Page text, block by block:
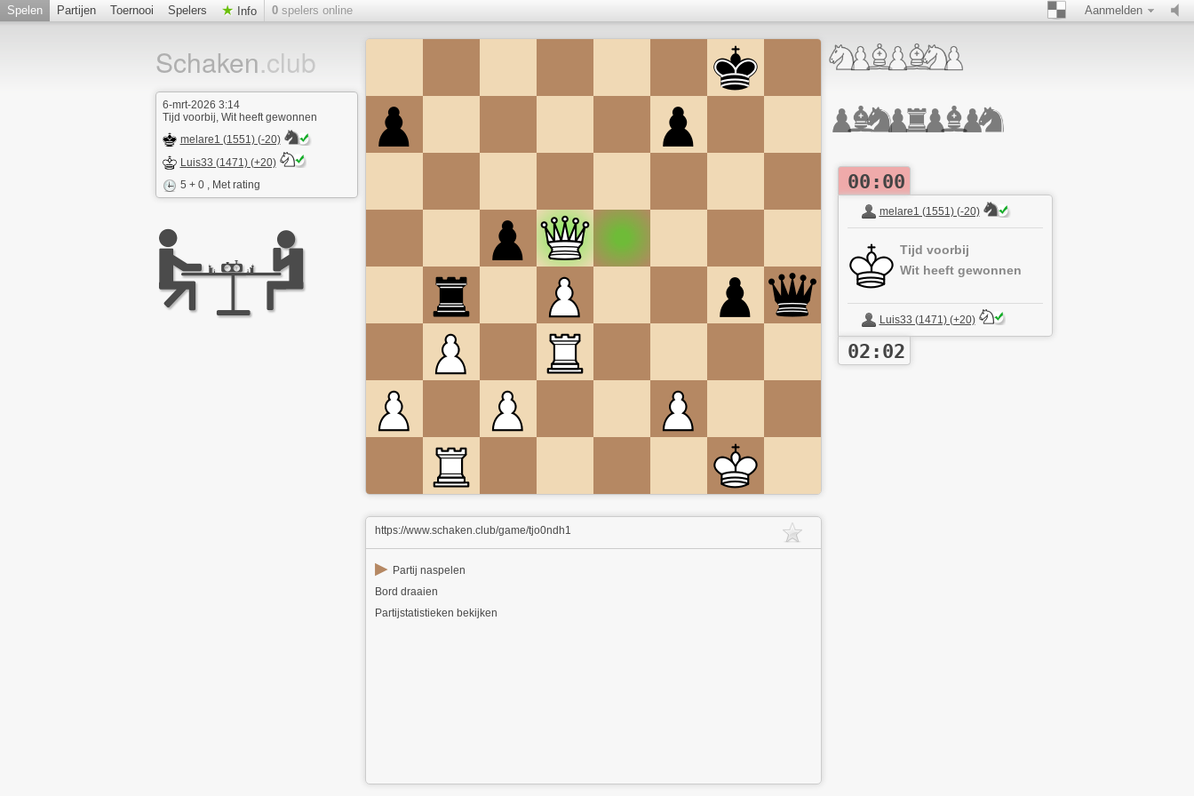
Spelen Partijen Toernooi Spelers Info 0 spelers online Aanmelden
Schaken.club
6-mrt-2026 3:14
Tijd voorbij, Wit heeft gewonnen
melare1 (1551) (-20)
Luis33 (1471) (+20)
5 + 0 , Met rating 00:00
melare1 (1551) (-20)
Tijd voorbij
Wit heeft gewonnen
Luis33 (1471) (+20)
02:02
https://www.schaken.club/game/tjo0ndh1
▶ Partij naspelen
Bord draaien
Partijstatistieken bekijken